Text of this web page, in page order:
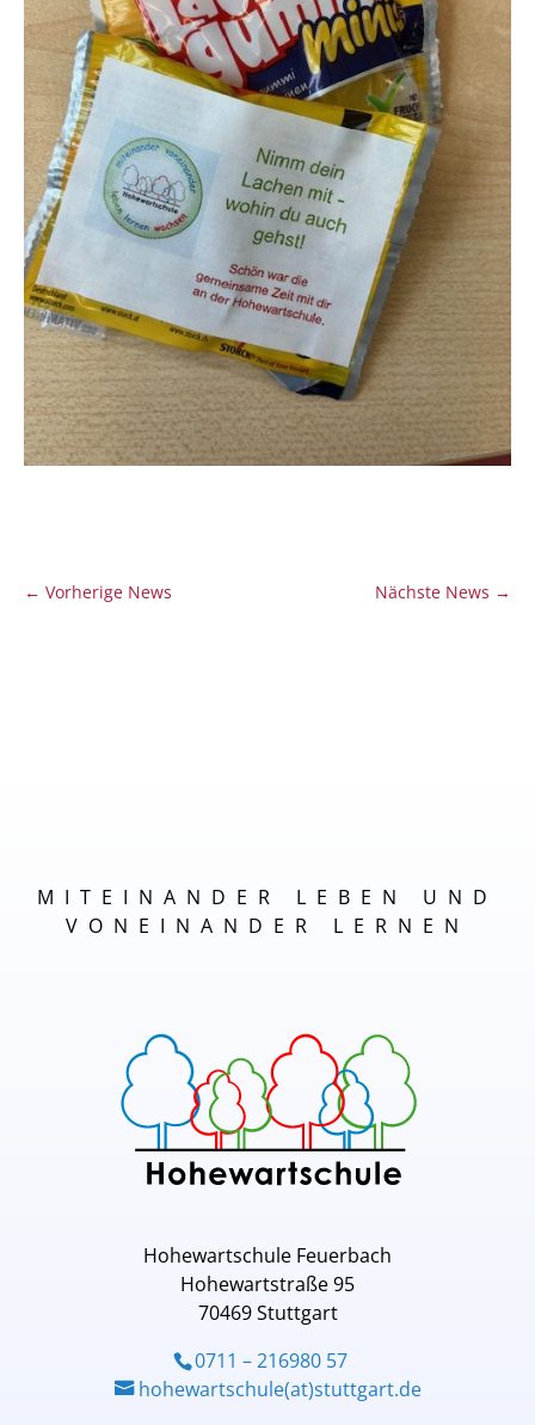
← Vorherige News Nächste News →
MITEINANDER LEBEN UND
VONEINANDER LERNEN
Hohewartschule Feuerbach
Hohewartstraße 95
70469 Stuttgart
0711 – 216980 57
hohewartschule(at)stuttgart.de